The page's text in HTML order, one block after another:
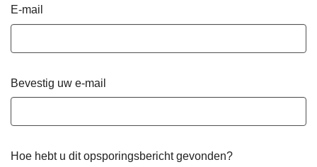
E-mail
Bevestig uw e-mail
Hoe hebt u dit opsporingsbericht gevonden?